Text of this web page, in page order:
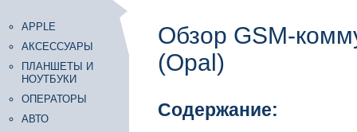
APPLE
АКСЕССУАРЫ
ПЛАНШЕТЫ И
НОУТБУКИ
ОПЕРАТОРЫ
АВТО
Обзор GSM-
(Opal)
Содержание: